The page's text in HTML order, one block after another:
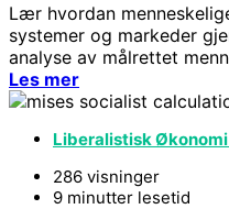
Lær hvordan
systemer og markeder
analyse av målrettet
Les mer
Liberalistisk
286 visninger
9 minutter lesetid